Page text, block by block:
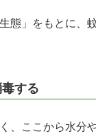
態」をもとに、
する
、ここから水分